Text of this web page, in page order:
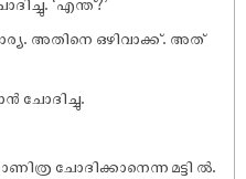
അതിനെ ഒഴിവാക്ക്. അത്
ചോദിച്ചു.
ചോദിക്കാനെന്ന മട്ടി ൽ.